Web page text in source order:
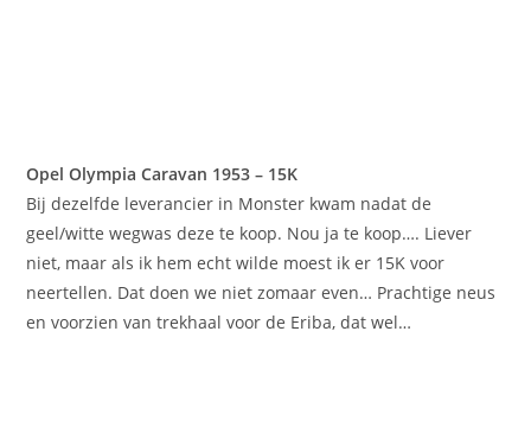
Opel Olympia Caravan 1953 – 15K
Bij dezelfde leverancier in Monster kwam nadat de
geel/witte wegwas deze te koop. Nou ja te koop…. Liever
niet, maar als ik hem echt wilde moest ik er 15K voor
neertellen. Dat doen we niet zomaar even… Prachtige neus
en voorzien van trekhaal voor de Eriba, dat wel…